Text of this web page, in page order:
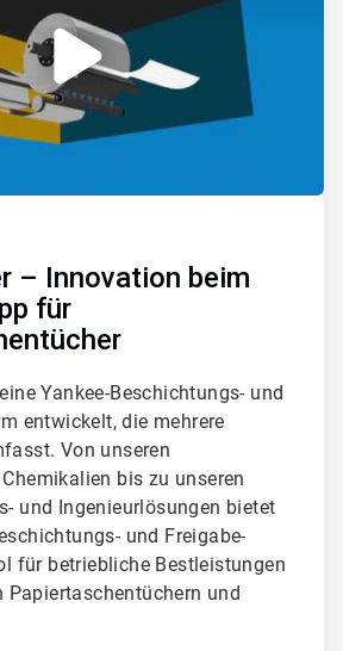
– Innovation beim
für
Yankee-Beschichtungs- und
entwickelt, die mehrere
Von unseren
bis zu unseren
und Ingenieurlösungen bietet
und Freigabe-
für betriebliche Bestleistungen
Papiertaschentüchern und